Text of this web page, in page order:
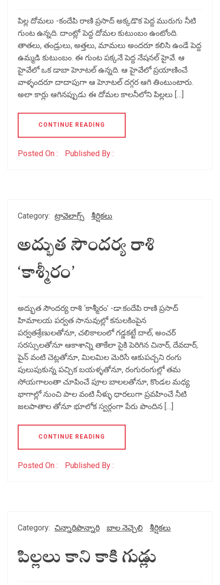
పిల్ల దోమలు -కందేపి రాణి ప్రసాద్ అక్కడొక పెద్ద మురుగు నీటి
గుంట ఉన్నది. దాంట్లో పెద్ద దోమల కుటుంబం ఉంటోంది.
తాతలు, తండ్రులు, అత్తలు, మామలు అందరూ కలిసి ఉండే పెద్ద
ఉమ్మడి కుటుంబం. ఈ గుంట పక్కనే పెద్ద నేషనల్ హైవే. ఆ
హైవేలో ఒక డాబా హెూటల్ ఉన్నది. ఆ హైవేలో ప్రయాణించే
వాళ్ళందరూ దాదాపుగా ఆ హెూటల్ దగ్గర ఆగి తింటుంటారు.
అలా కార్లు ఆగినప్పుడు ఈ దోమల కాలనీలోని పిల్లలు […]
CONTINUE READING
Posted On : Published By :
Category: ట్రావెలాగ్స్ శీర్షికలు
అద్భుత సౌందర్య రాశి
‘కాశ్మీరం’
అద్భుత సౌందర్య రాశి ‘కాశ్మీరం’ -డా.కందేపి రాణి ప్రసాద్
హిమాలయ పర్వత సానువుల్లో కనులకింపైన
పర్వతశ్రేణులతోనూ, చలికాలంలో గడ్డకట్టే దాల్, అంచర్
సరస్సులతోనూ ఆకాశాన్ని తాకేలా పైకి పెరిగిన చినార్, దేవదార్,
పైన్ వంటి చెట్లతోనూ, మిలమిల మెరిసే ఆకుపచ్చని రంగు
పులుపుకున్న పచ్చిక బయళ్ళతోనూ, రంగురంగుల్లో తమ
సోయగాలంతా చూపించే పూల బాలలతోనూ, కొండల మధ్య
భాగాల్లో నుంచి పాల వంటి నీళ్ళు ధారలుగా ప్రవహించే నీటి
జలపాతాల తోనూ భూలోక స్వర్గంగా పేరు పొందిన […]
CONTINUE READING
Posted On : Published By :
Category: చిన్నారిపొన్నారి బాల నెచ్చెలి శీర్షికలు
పిల్లలు కాని కాకి గుడ్లు